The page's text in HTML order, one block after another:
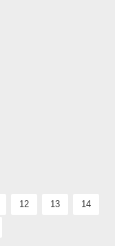
12 13 14